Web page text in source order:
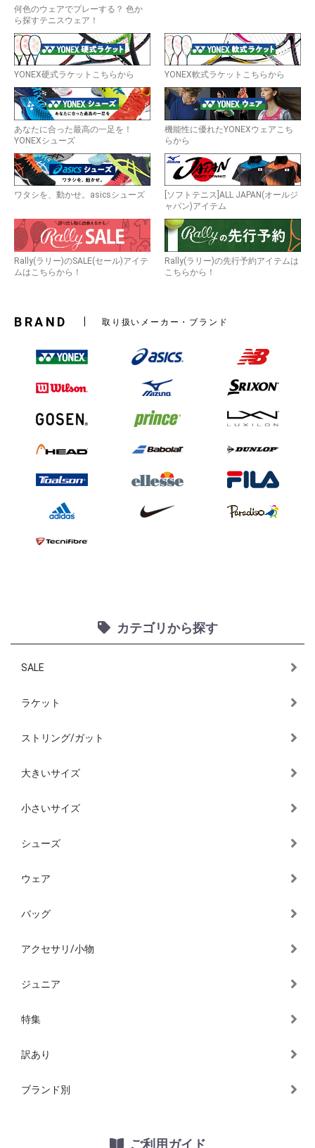
何色のウェアでプレーする？ 色か
ら探すテニスウェア！
YONEX硬式ラケットこちらから YONEX軟式ラケットこちらから
あなたに合った最高の一足を！
YONEXシューズ
機能性に優れたYONEXウェアこち
らから
ワタシを、動かせ。asicsシューズ
[ソフトテニス]ALL JAPAN(オールジ
ャパン)アイテム
Rally(ラリー)のSALE(セール)アイテ
ムはこちらから！
Rally(ラリー)の先行予約アイテムは
こちらから！
BRAND 取り扱いメーカー・ブランド
カテゴリから探す
SALE
ラケット
ストリング/ガット
大きいサイズ
小さいサイズ
シューズ
ウェア
バッグ
アクセサリ/小物
ジュニア
特集
訳あり
ブランド別
ご利用ガイド